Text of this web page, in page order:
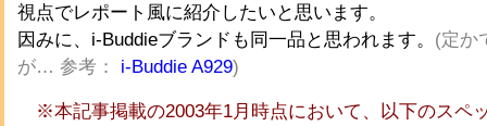
視点でレポート風に紹介したいと思います。
因みに、i-Buddieブランドも同一品と思われます。 (定か
が… 参考： i-Buddie A929)
※本記事掲載の2003年1月時点において、以下のスペ